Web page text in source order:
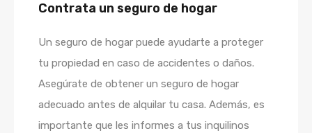
Contrata un seguro de hogar
Un seguro de hogar puede ayudarte a proteger
tu propiedad en caso de accidentes o daños.
Asegúrate de obtener un seguro de hogar
adecuado antes de alquilar tu casa. Además, es
importante que les informes a tus inquilinos